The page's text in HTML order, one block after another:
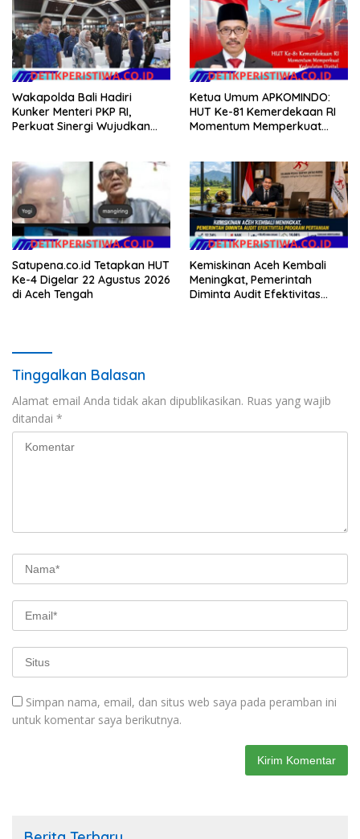
Wakapolda Bali Hadiri
Kunker Menteri PKP RI,
Perkuat Sinergi Wujudkan
Ketua Umum APKOMINDO:
HUT Ke-81 Kemerdekaan RI
Momentum Memperkuat
Hukum Menuju Indonesia
Emas 2045
Satupena.co.id Tetapkan HUT
Ke-4 Digelar 22 Agustus 2026
di Aceh Tengah
Kemiskinan Aceh Kembali
Meningkat, Pemerintah
Diminta Audit Efektivitas
Tinggalkan Balasan
Alamat email Anda tidak akan dipublikasikan. Ruas yang wajib
ditandai *
Simpan nama, email, dan situs web saya pada peramban ini
untuk komentar saya berikutnya.